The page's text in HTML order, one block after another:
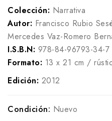
Colección: Narrativa
Autor: Francisco Rubio
Mercedes Vaz-Romero
I.S.B.N: 978-84-96793-34-7
Formato: 13 x 21 cm /
Edición: 2012
Condición: Nuevo